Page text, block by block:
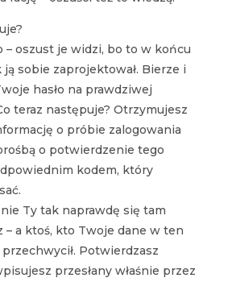
– oszust je widzi, bo to w końcu
sobie zaprojektował. Bierze i
hasło na prawdziwej
teraz następuje? Otrzymujesz
o próbie zalogowania
o potwierdzenie tego
kodem, który
Ty tak naprawdę się tam
– a ktoś, kto Twoje dane w ten
Potwierdzasz
przesłany właśnie przez